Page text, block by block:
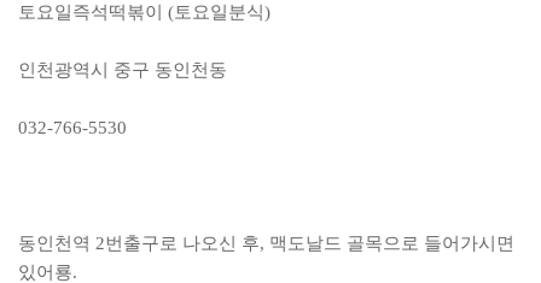
토요일즉석떡볶이 (토요일분식)
인천광역시 중구 동인천동
032-766-5530
동인천역 2번출구로 나오신 후, 맥도날드 골목으로 들어가시면
있어룡.